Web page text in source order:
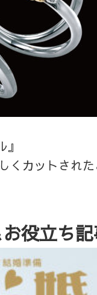
くカットされ
役立ち